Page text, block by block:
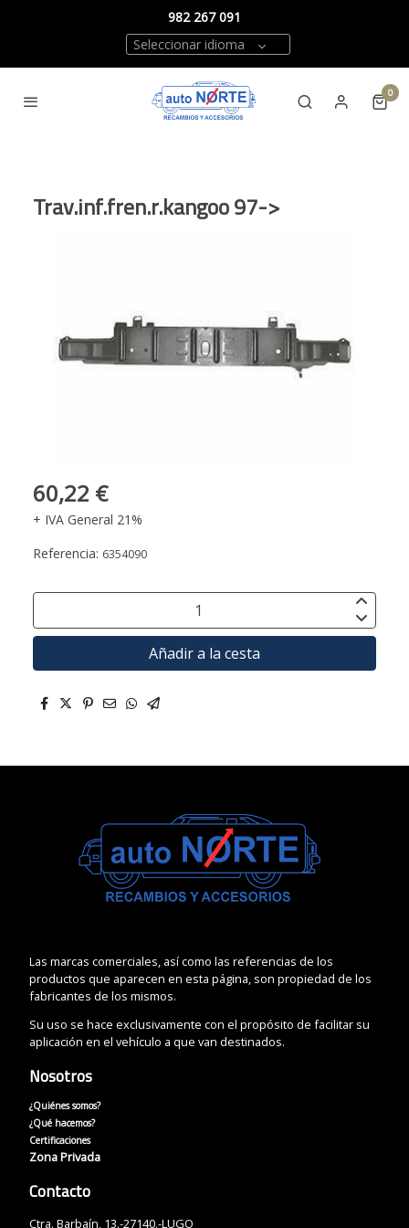
982 267 091
Seleccionar idioma
0
Trav.inf.fren.r.kangoo 97->
60,22 €
+ IVA General 21%
Referencia: 6354090
Añadir a la cesta
Las marcas comerciales, así como las referencias de los
productos que aparecen en esta página, son propiedad de los
fabricantes de los mismos.
Su uso se hace exclusivamente con el propósito de facilitar su
aplicación en el vehículo a que van destinados.
Nosotros
¿Quiénes somos?
¿Qué hacemos?
Certificaciones
Zona Privada
Contacto
Ctra. Barbaín, 13.-27140.-LUGO